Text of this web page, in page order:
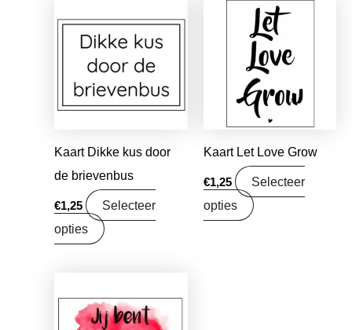
Kaart Dikke kus door
de brievenbus
€1,25
Selecteer
opties
Kaart Let Love Grow
€1,25
Selecteer
opties